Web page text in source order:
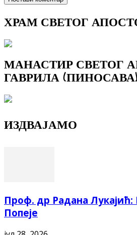
ХРАМ СВЕТОГ
МАНАСТИР СВЕТОГ
ГАВРИЛА (ПИНОСАВА)
ИЗДВАЈАМО
Проф. др Радана Лукајић:
Попеје